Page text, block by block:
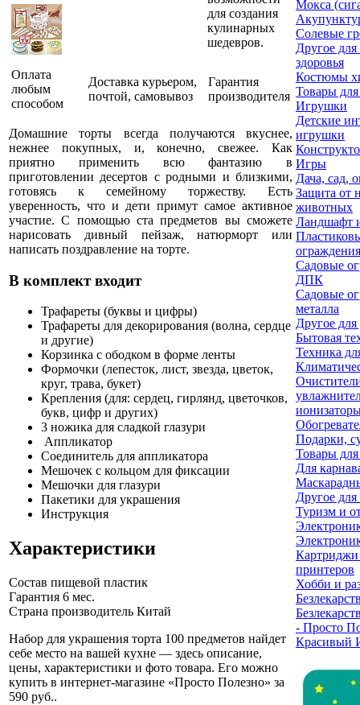
для создания
кулинарных
шедевров.
Оплата
любым
способом
Доставка курьером,
почтой, самовывоз
Гарантия
производителя
Домашние торты всегда получаются вкуснее,
нежнее покупных, и, конечно, свежее. Как
приятно применить всю фантазию в
приготовлении десертов с родными и близкими,
готовясь к семейному торжеству. Есть
уверенность, что и дети примут самое активное
участие. С помощью ста предметов вы сможете
нарисовать дивный пейзаж, натюрморт или
написать поздравление на торте.
В комплект входит
Трафареты (буквы и цифры)
Трафареты для декорирования (волна, сердце
и другие)
Корзинка с ободком в форме ленты
Формочки (лепесток, лист, звезда, цветок,
круг, трава, букет)
Крепления (для: сердец, гирлянд, цветочков,
букв, цифр и других)
3 ножика для сладкой глазури
Аппликатор
Соединитель для аппликатора
Мешочек с кольцом для фиксации
Мешочки для глазури
Пакетики для украшения
Инструкция
Характеристики
Состав пищевой пластик
Гарантия 6 мес.
Страна производитель Китай
Набор для украшения торта 100 предметов найдет
себе место на вашей кухне — здесь описание,
цены, характеристики и фото товара. Его можно
купить в интернет-магазине «Просто Полезно» за
590 руб..
Мокса
Солевые
Другое
здоровья
Костюмы
Товары для
Игрушки
Детские
игрушки
Игры
Дача, сад,
Защита от
животных
Ландшафт
ограждения
Садовые
ДПК
Садовые
металла
Другое для
Бытовая
Техника
Подарки,
Товары
Для
Другое
Туризм и
Картриджи
принтеров
Хобби и
- Просто
Красивый